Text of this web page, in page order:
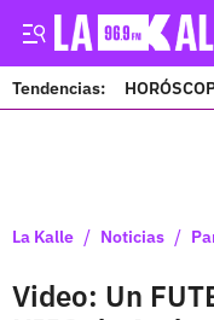
Tendencias:
La Kalle / Noticias /
Video: Un